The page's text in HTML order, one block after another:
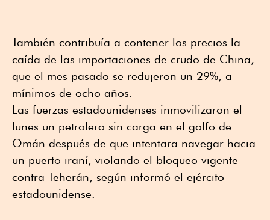
También contribuía a contener los precios la
caída de las importaciones de crudo de China,
que el mes pasado se redujeron un 29%, a
mínimos de ocho años.
Las fuerzas estadounidenses inmovilizaron el
lunes un petrolero sin carga en el golfo de
Omán después de que intentara navegar hacia
un puerto iraní, violando el bloqueo vigente
contra Teherán, según informó el ejército
estadounidense.